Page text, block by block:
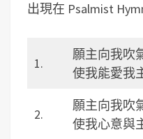
出現在 Psalmist
1.
願主向我吹
使我能愛我
2.
願主向我吹
使我心意與